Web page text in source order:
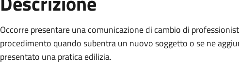
Occorre presentare una comunicazione di cambio di
procedimento quando subentra un nuovo soggetto o se ne
presentato una pratica edilizia.